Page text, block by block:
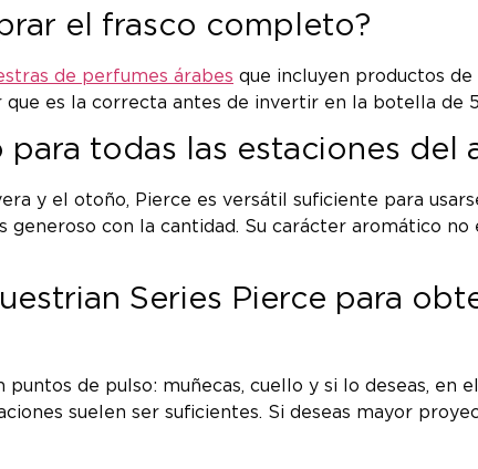
el frasco completo?
de perfumes árabes que incluyen productos
es la correcta antes de invertir en la botella de
todas las estaciones del
y el otoño, Pierce es versátil suficiente para
con la cantidad. Su carácter aromático no
Series Pierce para
de pulso: muñecas, cuello y si lo deseas, en
suelen ser suficientes. Si deseas mayor